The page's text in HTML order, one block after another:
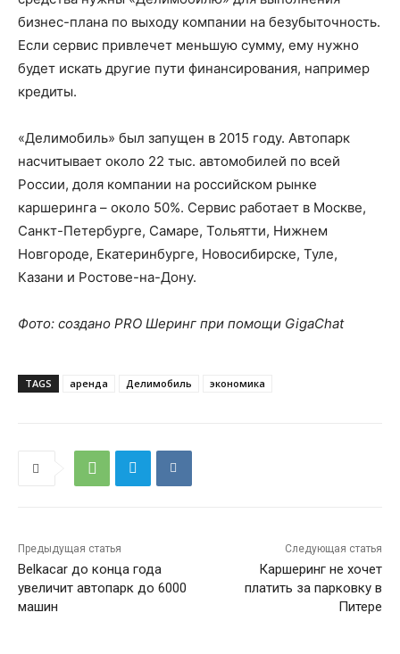
бизнес-плана по выходу компании на безубыточность.
Если сервис привлечет меньшую сумму, ему нужно
будет искать другие пути финансирования, например
кредиты.
«Делимобиль» был запущен в 2015 году. Автопарк
насчитывает около 22 тыс. автомобилей по всей
России, доля компании на российском рынке
каршеринга – около 50%. Сервис работает в Москве,
Санкт-Петербурге, Самаре, Тольятти, Нижнем
Новгороде, Екатеринбурге, Новосибирске, Туле,
Казани и Ростове-на-Дону.
Фото: создано PRO Шеринг при помощи GigaChat
TAGS аренда Делимобиль экономика
Предыдущая статья
Belkacar до конца года
увеличит автопарк до 6000
машин
Следующая статья
Каршеринг не хочет
платить за парковку в
Питере